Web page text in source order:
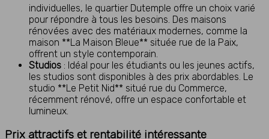
individuelles, le quartier Dutemple offre un choix varié
pour répondre à tous les besoins. Des maisons
rénovées avec des matériaux modernes, comme la
maison **La Maison Bleue** située rue de la Paix,
offrent un style contemporain.
Studios : Idéal pour les étudiants ou les jeunes actifs,
les studios sont disponibles à des prix abordables. Le
studio **Le Petit Nid** situé rue du Commerce,
récemment rénové, offre un espace confortable et
lumineux.
Prix attractifs et rentabilité intéressante